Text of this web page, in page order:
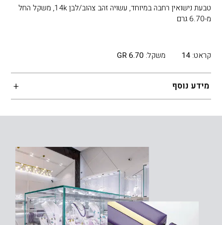
טבעת נישואין רחבה במיוחד, עשויה זהב צהוב/לבן 14k, משקל החל
מ-6.70 גרם
קראט: 14 משקל: 6.70 GR
מידע נוסף